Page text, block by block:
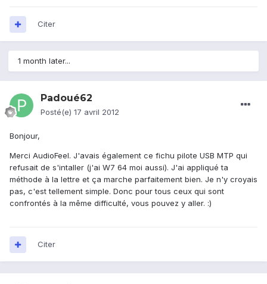
Citer
1 month later...
Padoué62
Posté(e) 17 avril 2012
Bonjour,
Merci AudioFeel. J'avais également ce fichu pilote USB MTP qui
refusait de s'intaller (j'ai W7 64 moi aussi). J'ai appliqué ta
méthode à la lettre et ça marche parfaitement bien. Je n'y croyais
pas, c'est tellement simple. Donc pour tous ceux qui sont
confrontés à la même difficulté, vous pouvez y aller. :)
Citer